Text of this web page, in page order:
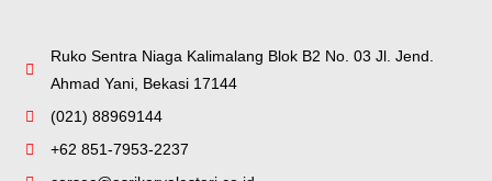
Ruko Sentra Niaga Kalimalang Blok B2 No. 03 Jl. Jend.
Ahmad Yani, Bekasi 17144
(021) 88969144
+62 851-7953-2237